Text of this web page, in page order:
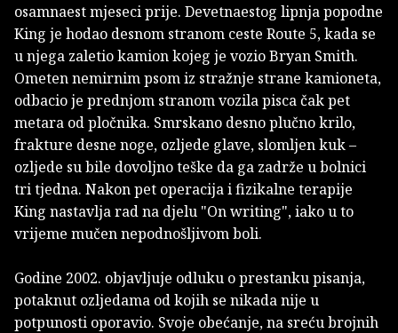
osamnaest mjeseci prije. Devetnaestog lipnja popodne
King je hodao desnom stranom ceste Route 5, kada se
u njega zaletio kamion kojeg je vozio Bryan Smith.
Ometen nemirnim psom iz stražnje strane kamioneta,
odbacio je prednjom stranom vozila pisca čak pet
metara od pločnika. Smrskano desno plučno krilo,
frakture desne noge, ozljede glave, slomljen kuk –
ozljede su bile dovoljno teške da ga zadrže u bolnici
tri tjedna. Nakon pet operacija i fizikalne terapije
King nastavlja rad na djelu "On writing", iako u to
vrijeme mučen nepodnošljivom boli.
Godine 2002. objavljuje odluku o prestanku pisanja,
potaknut ozljedama od kojih se nikada nije u
potpunosti oporavio. Svoje obećanje, na sreću brojnih